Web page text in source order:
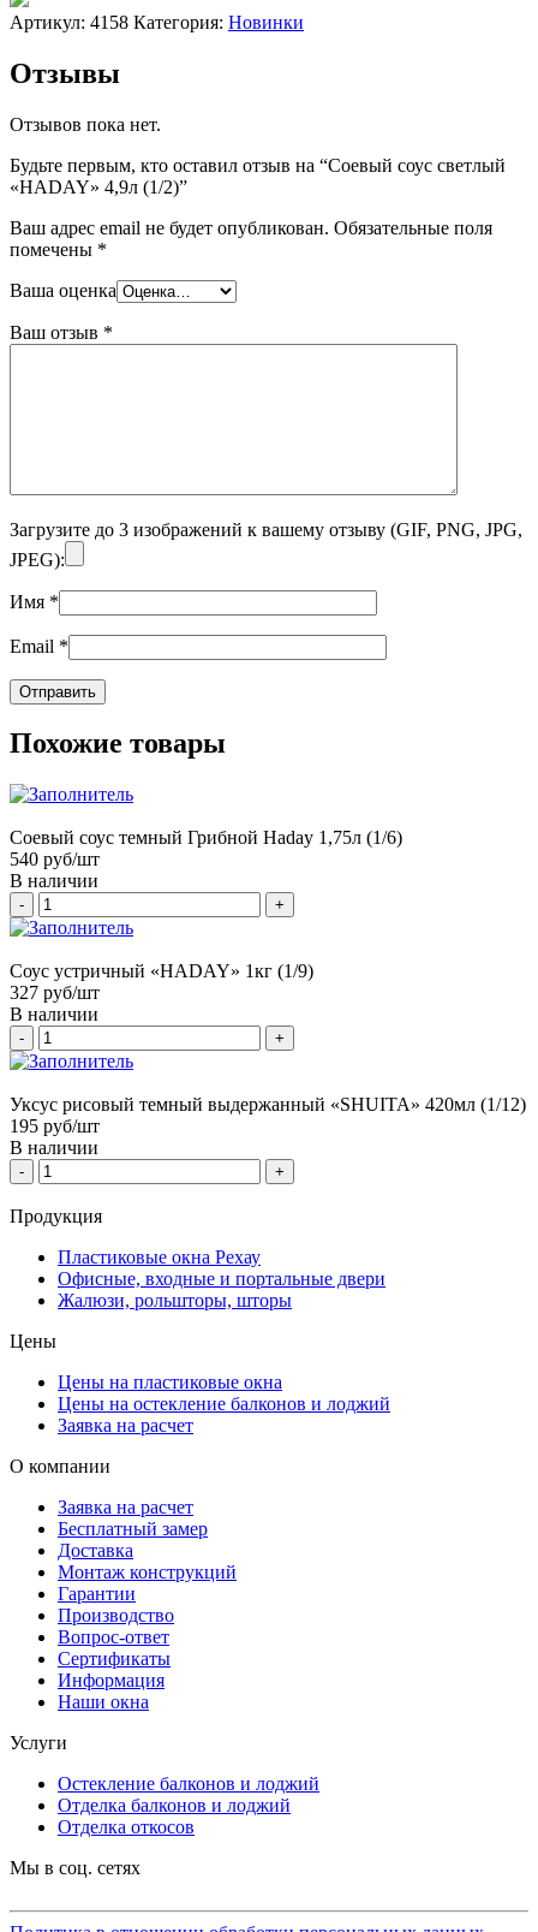
Артикул: 4158 Категория: Новинки
Отзывы
Отзывов пока нет.
Будьте первым, кто оставил отзыв на “Соевый соус светлый
«HADAY» 4,9л (1/2)”
Ваш адрес email не будет опубликован. Обязательные поля
помечены *
Ваша оценка
Ваш отзыв *
Загрузите до 3 изображений к вашему отзыву (GIF, PNG, JPG,
JPEG):
Имя *
Email *
Похожие товары
Соевый соус темный Грибной Haday 1,75л (1/6)
540 руб/шт
В наличии
- +
Соус устричный «HADAY» 1кг (1/9)
327 руб/шт
В наличии
- +
Уксус рисовый темный выдержанный «SHUITA» 420мл (1/12)
195 руб/шт
В наличии
- +
Продукция
Пластиковые окна Рехау
Офисные, входные и портальные двери
Жалюзи, рольшторы, шторы
Цены
Цены на пластиковые окна
Цены на остекление балконов и лоджий
Заявка на расчет
О компании
Заявка на расчет
Бесплатный замер
Доставка
Монтаж конструкций
Гарантии
Производство
Вопрос-ответ
Сертификаты
Информация
Наши окна
Услуги
Остекление балконов и лоджий
Отделка балконов и лоджий
Отделка откосов
Мы в соц. сетях